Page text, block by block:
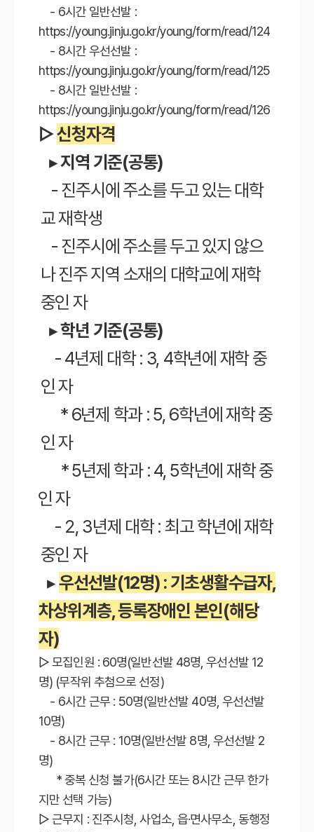
- 6시간 일반선발 :
https://young.jinju.go.kr/young/form/read/124
- 8시간 우선선발 :
https://young.jinju.go.kr/young/form/read/125
- 8시간 일반선발 :
https://young.jinju.go.kr/young/form/read/126
▷신청자격
▸지역 기준(공통)
- 진주시에 주소를 두고 있는 대학
교 재학생
- 진주시에 주소를 두고 있지 않으
나 진주 지역 소재의 대학교에 재학
중인 자
▸학년 기준(공통)
- 4년제 대학 : 3, 4학년에 재학 중
인 자
* 6년제 학과 : 5, 6학년에 재학 중
인 자
* 5년제 학과 : 4, 5학년에 재학 중
인 자
- 2, 3년제 대학 : 최고 학년에 재학
중인 자
▸우선선발(12명) : 기초생활수급자,
차상위계층, 등록장애인 본인(해당
자)
▷ 모집인원 : 60명(일반선발 48명, 우선선발 12
명) (무작위 추첨으로 선정)
- 6시간 근무 : 50명(일반선발 40명, 우선선발
10명)
- 8시간 근무 : 10명(일반선발 8명, 우선선발 2
명)
* 중복 신청 불가(6시간 또는 8시간 근무 한가
지만 선택 가능)
▷ 근무지 : 진주시청, 사업소, 읍·면사무소, 동행정